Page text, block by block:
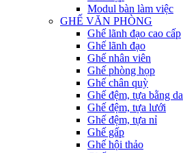
Modul bàn làm việc
GHẾ VĂN PHÒNG
Ghế lãnh đạo cao cấp
Ghế lãnh đạo
Ghế nhân viên
Ghế phòng họp
Ghế chân quỳ
Ghế đệm, tựa bằng da
Ghế đệm, tựa lưới
Ghế đệm, tựa nỉ
Ghế gấp
Ghế hội thảo